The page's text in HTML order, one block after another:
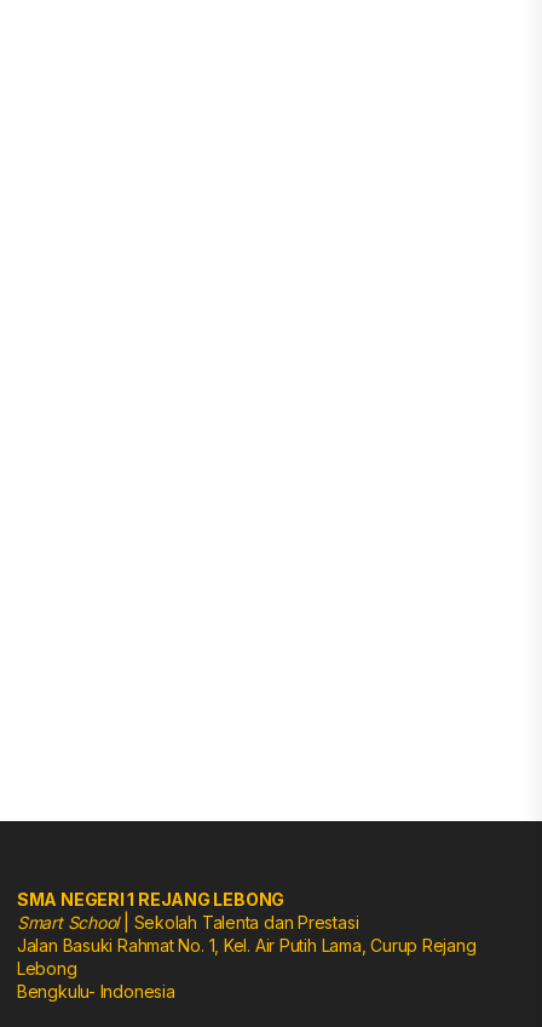
SMA NEGERI 1 REJANG LEBONG
Smart School| Sekolah Talenta dan Prestasi
Jalan Basuki Rahmat No. 1, Kel. Air Putih Lama, Curup Rejang
Lebong
Bengkulu- Indonesia